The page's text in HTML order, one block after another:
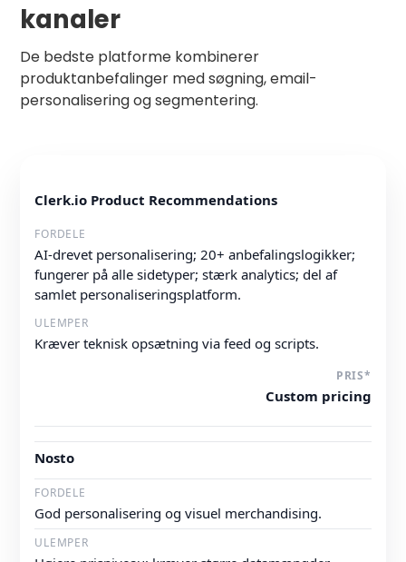
kanaler
De bedste platforme kombinerer
produktanbefalinger med søgning, email-
personalisering og segmentering.
Clerk.io Product Recommendations
AI-drevet personalisering; 20+ anbefalingslogikker;
fungerer på alle sidetyper; stærk analytics; del af
samlet personaliseringsplatform.
Kræver teknisk opsætning via feed og scripts.
Custom pricing
Nosto
God personalisering og visuel merchandising.